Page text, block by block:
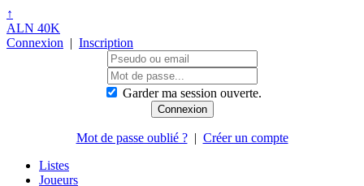
↑
ALN 40K
Connexion | Inscription
Garder ma session ouverte.
Mot de passe oublié ?| Créer un compte
Listes
Joueurs